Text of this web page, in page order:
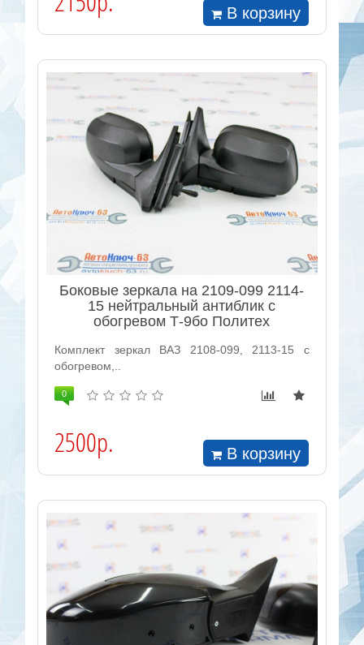
В корзину
Боковые зеркала на 2109-099 2114-
15 нейтральный антиблик с
обогревом Т-9бо Политех
Комплект зеркал ВАЗ 2108-099, 2113-15 с
обогревом,..
0
2500р. В корзину